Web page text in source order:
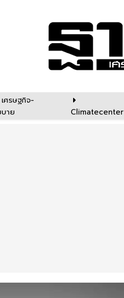
เศรษฐกิจ-
าย
Climatecenter